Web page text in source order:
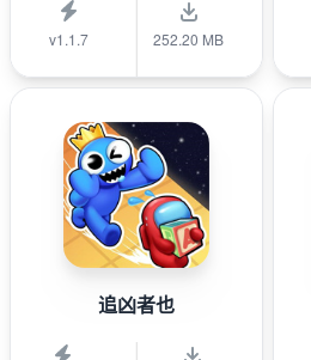
v1.1.7 252.20 MB
追凶者也